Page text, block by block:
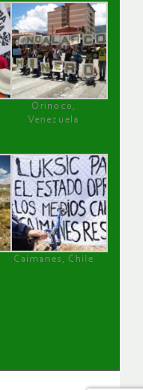
Orinoco,
Venezuela
Caimanes, Chile